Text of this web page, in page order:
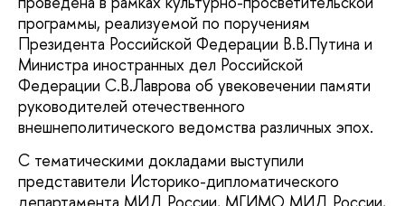
программы, реализуемой по поручениям
Президента Российской Федерации В.В.Путина и
Министра иностранных дел Российской
Федерации С.В.Лаврова об увековечении памяти
руководителей отечественного
внешнеполитического ведомства различных эпох.
С тематическими докладами выступили
представители Историко-дипломатического